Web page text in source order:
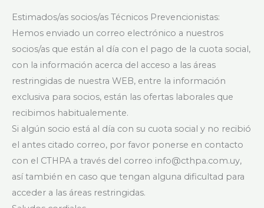
Estimados/as socios/as Técnicos Prevencionistas:
Hemos enviado un correo electrónico a nuestros
socios/as que están al día con el pago de la cuota social,
con la información acerca del acceso a las áreas
restringidas de nuestra WEB, entre la información
exclusiva para socios, están las ofertas laborales que
recibimos habitualemente.
Si algún socio está al día con su cuota social y no recibió
el antes citado correo, por favor ponerse en contacto
con el CTHPA a través del correo info@cthpa.com.uy,
así también en caso que tengan alguna dificultad para
acceder a las áreas restringidas.